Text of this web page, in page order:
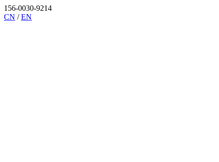
156-0030-9214
CN /EN